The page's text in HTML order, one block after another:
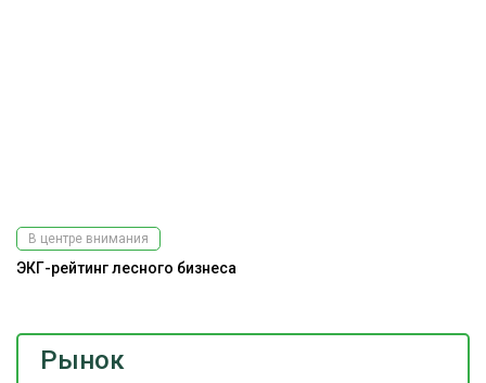
Рынок
В центре внимания
ЭКГ-рейтинг лесного бизнеса